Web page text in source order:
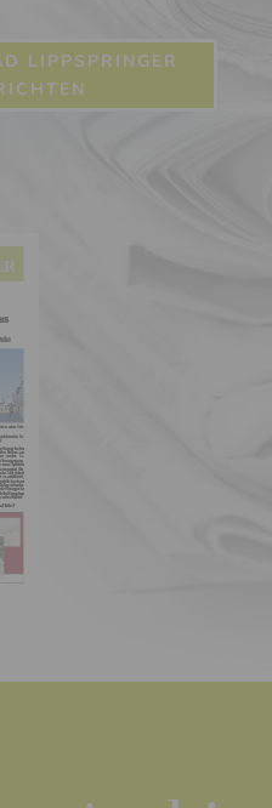
LIPPSPRINGER